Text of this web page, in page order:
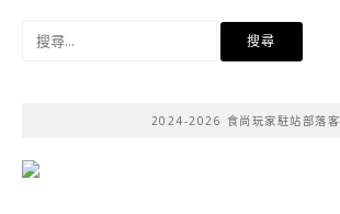
2024-2026 食尚玩家駐站部落客